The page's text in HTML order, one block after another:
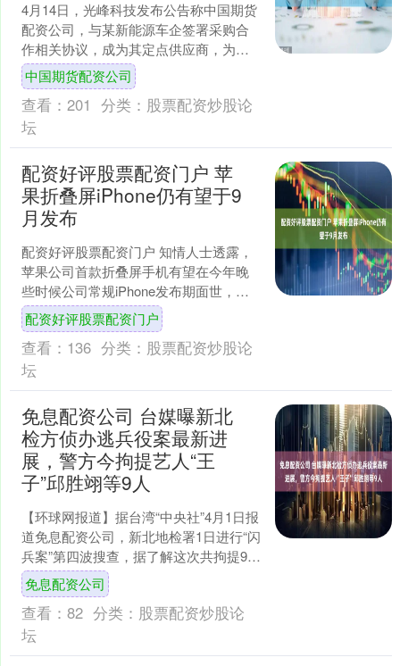
4月14日，光峰科技发布公告称中国期货
配资公司，与某新能源车企签署采购合
作相关协议，成为其定点供应商，为其
独家供应前装智慧座舱产品。 光峰科技
表示，将严格遵循该....
中国期货配资公司
查看： 201 分类： 股票配资炒股论
坛
配资好评股票配资门户 苹
果折叠屏iPhone仍有望于9
月发布
配资好评股票配资门户 知情人士透露，
苹果公司首款折叠屏手机有望在今年晚
些时候公司常规iPhone发布期面世，这
缓解了对制造方面遇阻的担忧。 因相关
计划尚未公布而....
配资好评股票配资门户
查看： 136 分类： 股票配资炒股论
坛
免息配资公司 台媒曝新北
检方侦办逃兵役案最新进
展，警方今拘提艺人“王
子”邱胜翊等9人
【环球网报道】据台湾“中央社”4月1日报
道免息配资公司，新北地检署1日进行“闪
兵案”第四波搜查，据了解这次共拘提9
人，其中包括艺人“王子”邱胜翊，警方一
早前往其....
免息配资公司
查看： 82 分类： 股票配资炒股论
坛